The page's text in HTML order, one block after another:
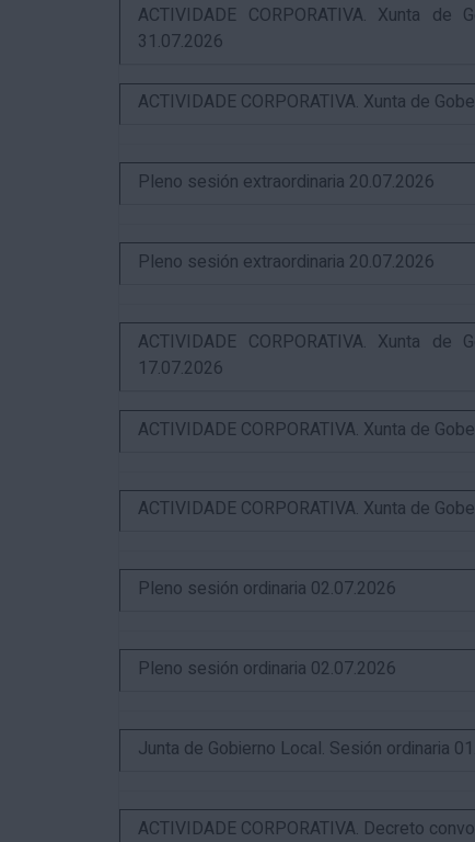
ACTIVIDADE CORPORATIVA. Xunta
31.07.2026
ACTIVIDADE CORPORATIVA. Xunta de
Pleno sesión extraordinaria 20.07.2026
Pleno sesión extraordinaria 20.07.2026
ACTIVIDADE CORPORATIVA. Xunta
17.07.2026
ACTIVIDADE CORPORATIVA. Xunta de
ACTIVIDADE CORPORATIVA. Xunta de
Pleno sesión ordinaria 02.07.2026
Pleno sesión ordinaria 02.07.2026
Junta de Gobierno Local. Sesión ordinaria
ACTIVIDADE CORPORATIVA. Decreto